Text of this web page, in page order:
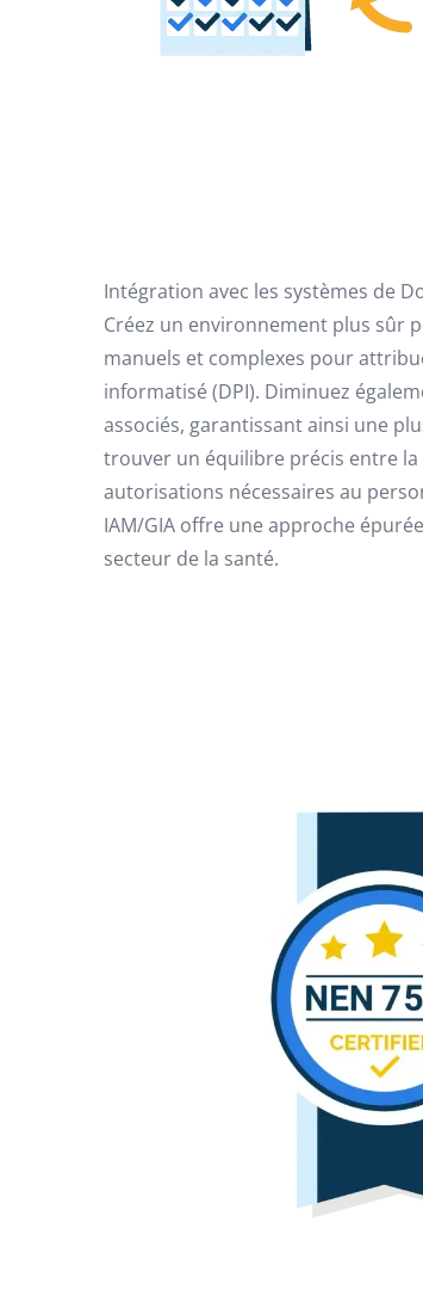
Intégration avec les systèmes de
Créez un environnement plus sûr
manuels et complexes pour
informatisé (DPI). Diminuez
associés, garantissant ainsi une
trouver un équilibre précis entre
autorisations nécessaires au
IAM/GIA offre une approche
secteur de la santé.